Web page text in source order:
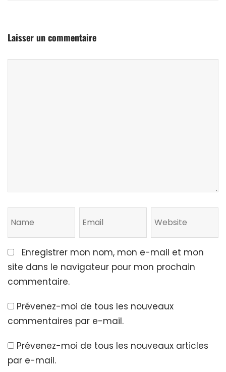
Laisser un commentaire
Enregistrer mon nom, mon e-mail et mon
site dans le navigateur pour mon prochain
commentaire.
Prévenez-moi de tous les nouveaux
commentaires par e-mail.
Prévenez-moi de tous les nouveaux articles
par e-mail.